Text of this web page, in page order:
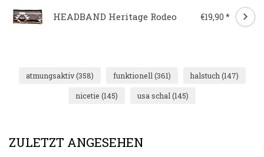
HEADBAND Heritage Rodeo €19,90 *
atmungsaktiv(358) funktionell(361) halstuch(147)
nicetie (145) usa schal(145)
ZULETZT ANGESEHEN